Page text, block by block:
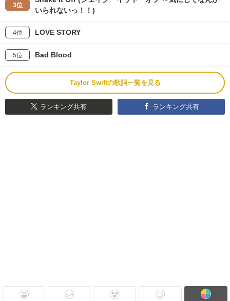
3位
いられないっ！！)
4位 LOVE STORY
5位 Bad Blood
Taylor Swiftの歌詞一覧を見る
ランキング共有 ランキング共有